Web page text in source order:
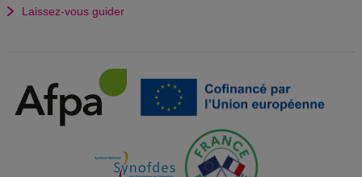
Laissez-vous guider